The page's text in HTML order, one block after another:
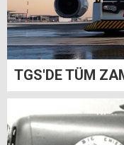
TGS'DE TÜM